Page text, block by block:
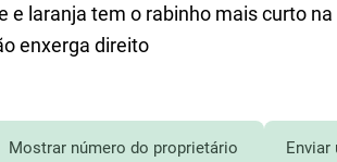
e laranja tem o rabinho mais curto
enxerga direito
Mostrar número do proprietário Enviar